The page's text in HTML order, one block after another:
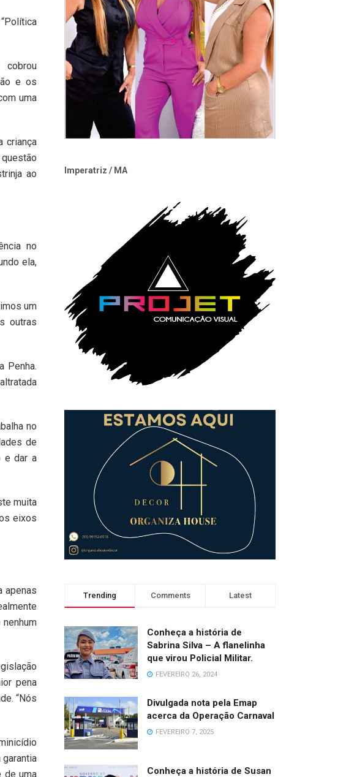
e os
uma
criança
ao
no
ela,
um
outras
Penha.
no
de
e dar a
muita
eixos
apenas
pena
“Nós
de uma
Imperatriz / MA
Trending Comments Latest
Conheça a história de
Sabrina Silva – A flanelinha
que virou Policial Militar.
FEVEREIRO 26, 2024
Divulgada nota pela Emap
acerca da Operação Carnaval
FEVEREIRO 7, 2025
Conheça a história de Susan